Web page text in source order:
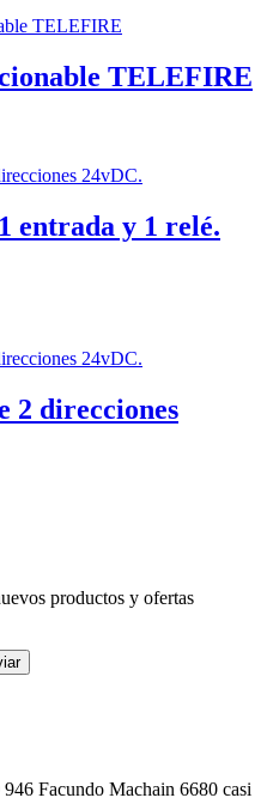
TELEFIRE
entrada y 1 relé.
2 direcciones
productos y ofertas
Facundo Machain 6680 casi